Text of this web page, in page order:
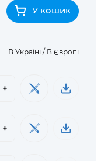
У кошик
В Україні / В Європі
+
+